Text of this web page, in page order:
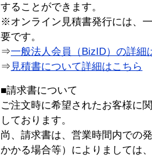
することができます。
※オンライン見積書発行には、
要です。
⇒一般法人会員（BizID）の詳細
⇒ 見積書について詳細はこちら
■請求書について
ご注文時に希望されたお客様に
しております。
尚、請求書は、営業時間内での
かかる場合等）によりましては